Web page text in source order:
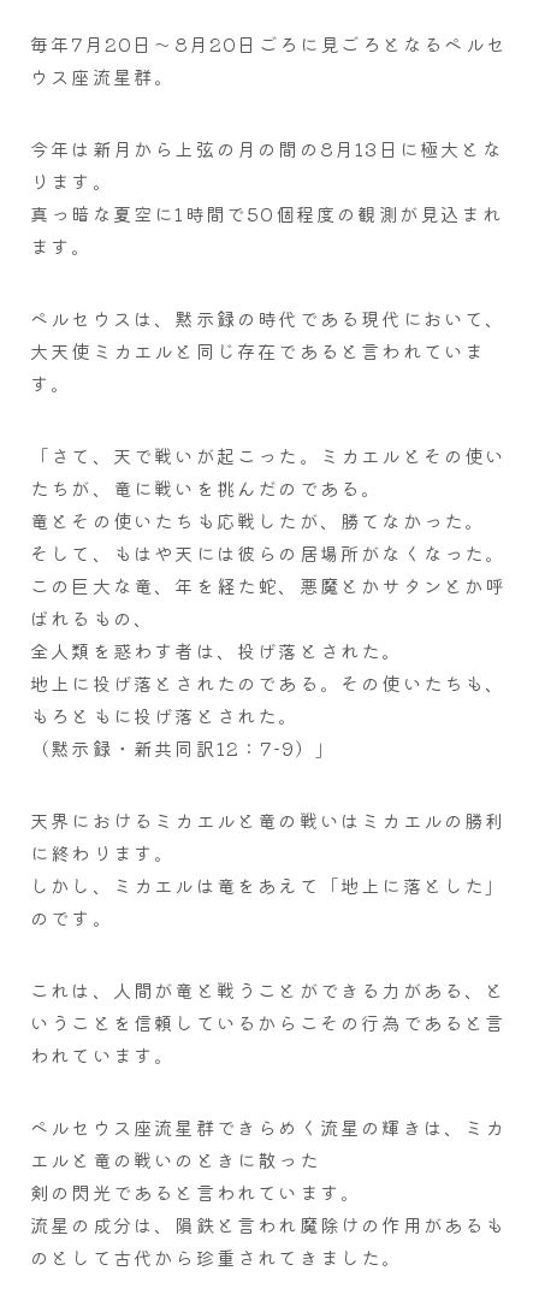
毎年7月20日～8月20日ごろに見ごろとなるペルセ
ウス座流星群。
今年は新月から上弦の月の間の8月13日に極大とな
ります。
真っ暗な夏空に1時間で50個程度の観測が見込まれ
ます。
ペルセウスは、黙示録の時代である現代において、
大天使ミカエルと同じ存在であると言われていま
す。
「さて、天で戦いが起こった。ミカエルとその使い
たちが、竜に戦いを挑んだのである。
竜とその使いたちも応戦したが、勝てなかった。
そして、もはや天には彼らの居場所がなくなった。
この巨大な竜、年を経た蛇、悪魔とかサタンとか呼
ばれるもの、
全人類を惑わす者は、投げ落とされた。
地上に投げ落とされたのである。その使いたちも、
もろともに投げ落とされた。
（黙示録・新共同訳12：7−9）」
天界におけるミカエルと竜の戦いはミカエルの勝利
に終わります。
しかし、ミカエルは竜をあえて「地上に落とした」
のです。
これは、人間が竜と戦うことができる力がある、と
いうことを信頼しているからこその行為であると言
われています。
ペルセウス座流星群できらめく流星の輝きは、ミカ
エルと竜の戦いのときに散った
剣の閃光であると言われています。
流星の成分は、隕鉄と言われ魔除けの作用があるも
のとして古代から珍重されてきました。